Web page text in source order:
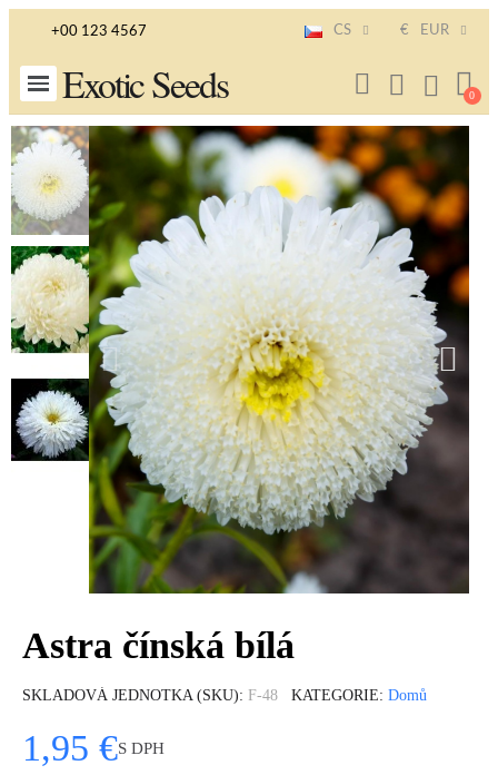
+00 123 4567 CS € EUR
Exotic Seeds
Astra čínská bílá
SKLADOVÁ JEDNOTKA (SKU) F-48 KATEGORIE Domů
1,95 €S DPH